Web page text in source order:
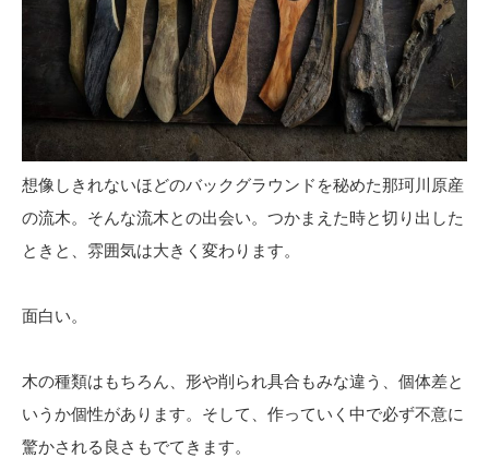
想像しきれないほどのバックグラウンドを秘めた那珂川原産
の流木。そんな流木との出会い。つかまえた時と切り出した
ときと、雰囲気は大きく変わります。
面白い。
木の種類はもちろん、形や削られ具合もみな違う、個体差と
いうか個性があります。そして、作っていく中で必ず不意に
驚かされる良さもでてきます。